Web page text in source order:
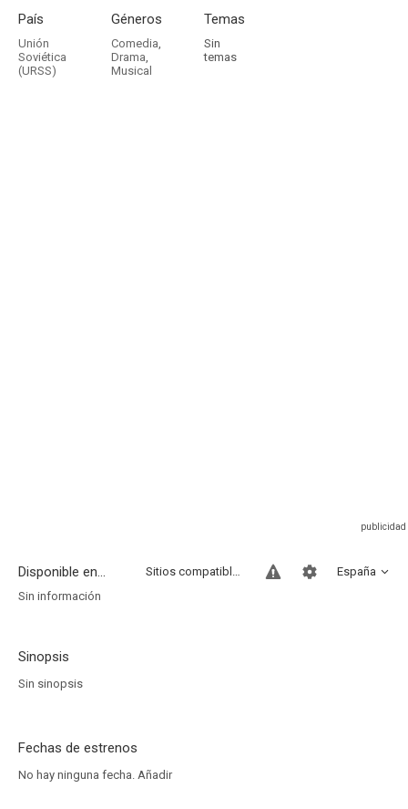
País
Unión
Soviética
(URSS)
Géneros
Comedia,
Drama,
Musical
Temas
Sin
temas
Disponible en... España
Sitios compatibles
Sin información
Sinopsis
Sin sinopsis
Fechas de estrenos
No hay ninguna fecha. Añadir